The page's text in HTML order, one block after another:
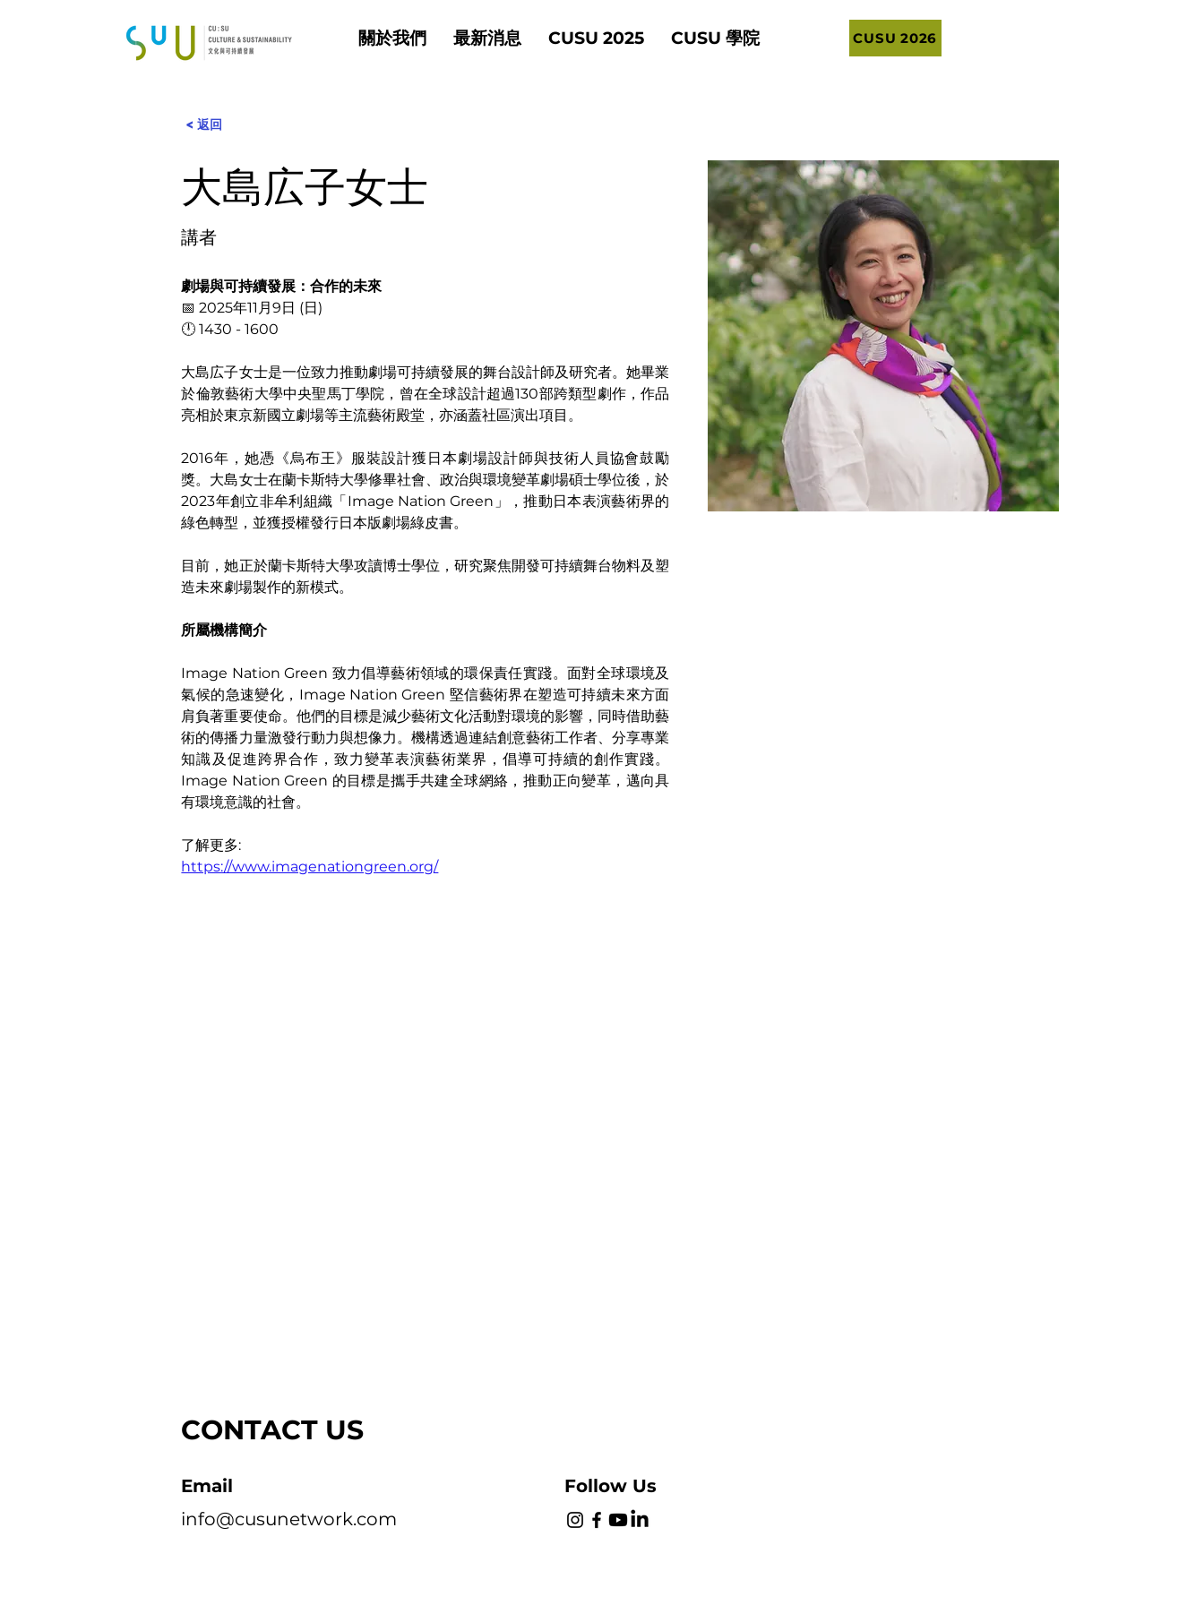
關於我們 最新消息 CUSU 2025 CUSU 學院 CUSU 2026
< 返回
大島広子女士
講者
劇場與可持續發展：合作的未來
📅 2025年11月9日 (日)
🕛 1430 - 1600
大島広子女士是一位致力推動劇場可持續發展的舞台設計師及研究者。她畢業
於倫敦藝術大學中央聖馬丁學院，曾在全球設計超過130部跨類型劇作，作品
亮相於東京新國立劇場等主流藝術殿堂，亦涵蓋社區演出項目。
2016年，她憑《烏布王》服裝設計獲日本劇場設計師與技術人員協會鼓勵
獎。大島女士在蘭卡斯特大學修畢社會、政治與環境變革劇場碩士學位後，於
2023年創立非牟利組織「Image Nation Green」，推動日本表演藝術界的
綠色轉型，並獲授權發行日本版劇場綠皮書。
目前，她正於蘭卡斯特大學攻讀博士學位，研究聚焦開發可持續舞台物料及塑
造未來劇場製作的新模式。
所屬機構簡介
Image Nation Green 致力倡導藝術領域的環保責任實踐。面對全球環境及
氣候的急速變化，Image Nation Green 堅信藝術界在塑造可持續未來方面
肩負著重要使命。他們的目標是減少藝術文化活動對環境的影響，同時借助藝
術的傳播力量激發行動力與想像力。機構透過連結創意藝術工作者、分享專業
知識及促進跨界合作，致力變革表演藝術業界，倡導可持續的創作實踐。
Image Nation Green 的目標是攜手共建全球網絡，推動正向變革，邁向具
有環境意識的社會。
了解更多:
https://www.imagenationgreen.org/
CONTACT US
Email
info@cusunetwork.com
Follow Us